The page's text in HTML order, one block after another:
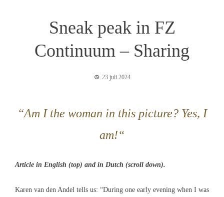
Sneak peak in FZ
Continuum – Sharing
23 juli 2024
“Am I the woman in this picture? Yes, I
am!“
Article in English (top) and in Dutch (scroll down).
Karen van den Andel tells us: “During one early evening when I was